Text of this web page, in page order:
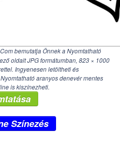
bemutatja Önnek a Nyomtatható
oldalt JPG formátumban, 823 × 1000
Ingyenesen letöltheti és
aranyos denevér mentes
is kiszínezheti.
Színezés